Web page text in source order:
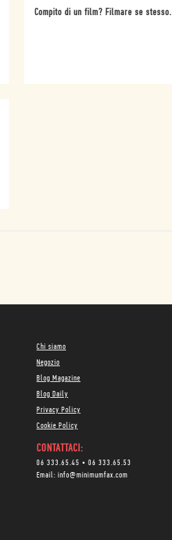
Compito di un film? Filmare se stesso.
Chi siamo
Negozio
Blog Magazine
Blog Daily
Privacy Policy
Cookie Policy
CONTATTACI:
06 333.65.45 • 06 333.65.53
Email: info@minimumfax.com